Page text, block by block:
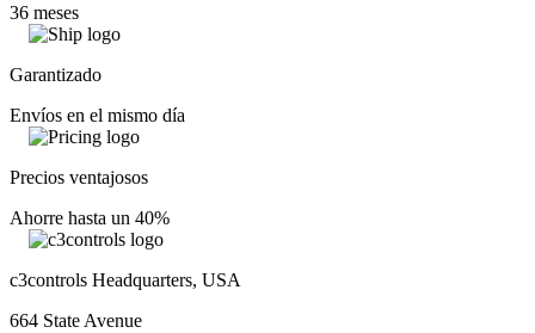
36 meses
Garantizado
Envíos en el mismo día
Precios ventajosos
Ahorre hasta un 40%
c3controls Headquarters, USA
664 State Avenue